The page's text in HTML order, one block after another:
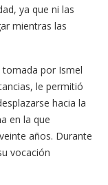
ya que ni las
mientras las
por Ismel
le permitió
hacia la
en la que
años. Durante
vocación